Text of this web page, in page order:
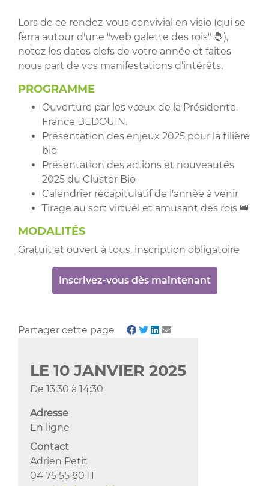
Lors de ce rendez-vous convivial en visio (qui se
ferra autour d'une "web galette des rois" 🤴),
notez les dates clefs de votre année et faites-
nous part de vos manifestations d’intérêts.
PROGRAMME
Ouverture par les vœux de la Présidente,
France BEDOUIN.
Présentation des enjeux 2025 pour la filière
bio
Présentation des actions et nouveautés
2025 du Cluster Bio
Calendrier récapitulatif de l'année à venir
Tirage au sort virtuel et amusant des rois 👑
MODALITÉS
Gratuit et ouvert à tous, inscription obligatoire
Inscrivez-vous dès maintenant
Partager cette page
LE 10 JANVIER 2025
De 13:30 à 14:30
Adresse
En ligne
Contact
Adrien Petit
04 75 55 80 11